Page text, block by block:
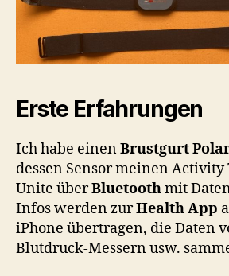
Erste Erfahrungen
Ich habe einenBrustgurt
dessen Sensor meinen
Unite überBluetoothmit
Infos werden zurHealth App
iPhone übertragen, die Daten
Blutdruck-Messern usw.